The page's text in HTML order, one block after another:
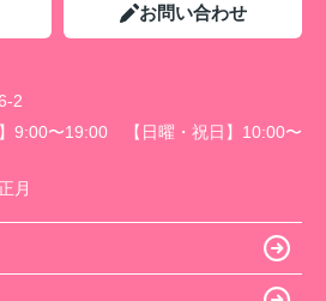
お問い合わせ
2
】9:00〜19:00 【日曜・祝日】10:00〜
月